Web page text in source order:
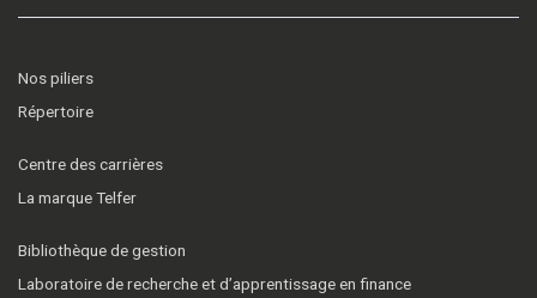
Nos piliers
Répertoire
Centre des carrières
La marque Telfer
Bibliothèque de gestion
Laboratoire de recherche et d’apprentissage en finance